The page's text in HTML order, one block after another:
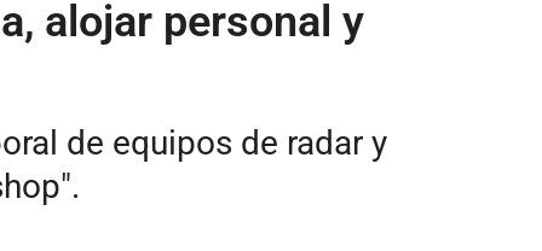
alojar personal y
de equipos de radar y